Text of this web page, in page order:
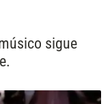
sigue